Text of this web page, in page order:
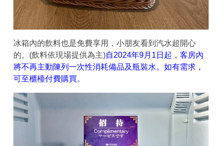
冰箱內的飲料也是免費享用，小朋友看到汽水超開心
的。(飲料依現場提供為主)自2024年9月1日起，客房內
將不再主動陳列一次性消耗備品及瓶裝水。如有需求，
可至櫃檯付費購買。